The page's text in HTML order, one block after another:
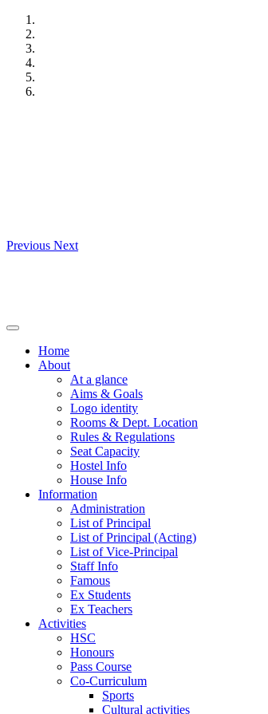
Skip
content
Previous Next
Home
About
At a glance
Aims & Goals
Logo identity
Rooms & Dept. Location
Rules & Regulations
Seat Capacity
Hostel Info
House Info
Information
Administration
List of Principal
List of Principal (Acting)
List of Vice-Principal
Staff Info
Famous
Ex Students
Ex Teachers
Activities
HSC
Honours
Pass Course
Co-Curriculum
Sports
Cultural activities